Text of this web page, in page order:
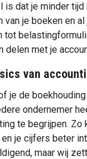
is dat je minder
van je boeken en
tot
delen met je
van
je de
ondernemer
te begrijpen. Zo
je cijfers beter
maar wij